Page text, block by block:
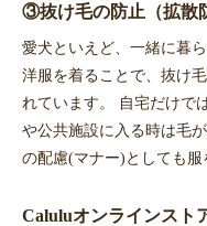
③抜け毛の防止（拡散
愛犬といえど、一緒に暮
洋服を着ることで、抜け
れています。 自宅だけで
や公共施設に入る時は毛
の配慮(マナー)としても服
Caluluオンラインスト